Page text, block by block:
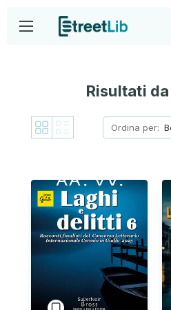
Risultati
Ordina per: